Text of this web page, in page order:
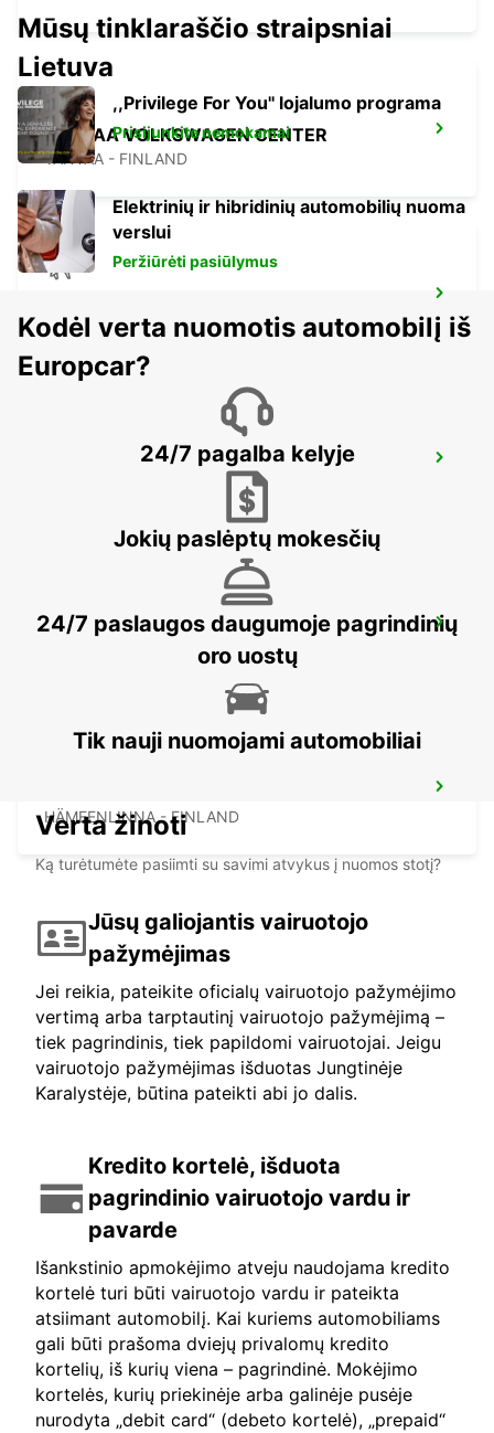
VANTAA VOLKSWAGEN CENTER
VANTAA - FINLAND
VANTAA - FINLAND
TALLINN AIRPORT
TALLINN CITY
HÄMEENLINNA - FINLAND
Mūsų tinklaraščio straipsniai
Lietuva
,,Privilege For You'' lojalumo programa
Prisijunkite nemokamai
Elektrinių ir hibridinių automobilių nuoma
verslui
Peržiūrėti pasiūlymus
Kodėl verta nuomotis automobilį iš
Europcar?
24/7 pagalba kelyje
Jokių paslėptų mokesčių
24/7 paslaugos daugumoje pagrindinių
oro uostų
Tik nauji nuomojami automobiliai
Verta žinoti
Ką turėtumėte pasiimti su savimi atvykus į nuomos stotį?
Jūsų galiojantis vairuotojo
pažymėjimas
Jei reikia, pateikite oficialų vairuotojo pažymėjimo
vertimą arba tarptautinį vairuotojo pažymėjimą –
tiek pagrindinis, tiek papildomi vairuotojai. Jeigu
vairuotojo pažymėjimas išduotas Jungtinėje
Karalystėje, būtina pateikti abi jo dalis.
Kredito kortelė, išduota
pagrindinio vairuotojo vardu ir
pavarde
Išankstinio apmokėjimo atveju naudojama kredito
kortelė turi būti vairuotojo vardu ir pateikta
atsiimant automobilį. Kai kuriems automobiliams
gali būti prašoma dviejų privalomų kredito
kortelių, iš kurių viena – pagrindinė. Mokėjimo
kortelės, kurių priekinėje arba galinėje pusėje
nurodyta „debit card“ (debeto kortelė), „prepaid“